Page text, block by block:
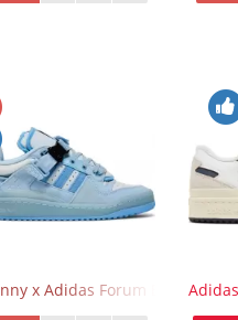
x Adidas Forum Buckle